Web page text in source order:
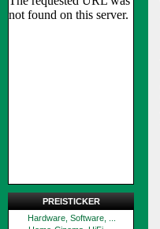
PREISTICKER
Hardware, Software, ...